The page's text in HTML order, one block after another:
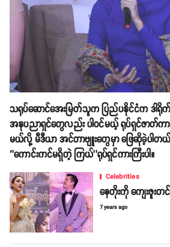
သရုပ်ဆောင်အေးမြတ်သူက ပြည်ပနိုင်ငံက ဒါရို
အနုပညာရှင်တွေလည်း ပါဝင်မယ့် ရုပ်ရှင်ဇာတ်က
မယ်လို့ မီဒီယာ အင်တာဗျူးတွေမှာ ဖြေဆိုခဲ့ပါတ
‘’ကောင်းကင်မရှိတဲ့ ကြယ်’’ရုပ်ရှင်ကားကြီးပါ။
Celebrities
နေတိုးကို ကျေးဇူးတ
7 years ago